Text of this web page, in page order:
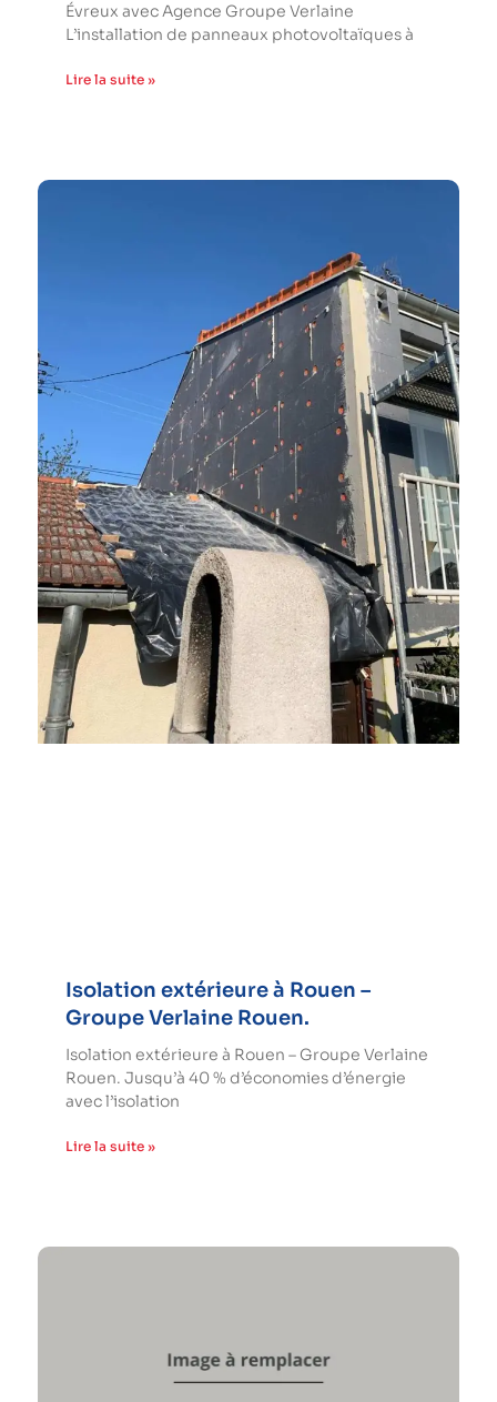
Évreux avec Agence Groupe Verlaine
L’installation de panneaux photovoltaïques à
Lire la suite »
Isolation extérieure à Rouen –
Groupe Verlaine Rouen.
Isolation extérieure à Rouen – Groupe Verlaine
Rouen. Jusqu’à 40 % d’économies d’énergie
avec l’isolation
Lire la suite »